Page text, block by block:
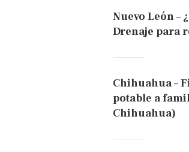
Nuevo León –
Drenaje para
Chihuahua –
potable a
Chihuahua)